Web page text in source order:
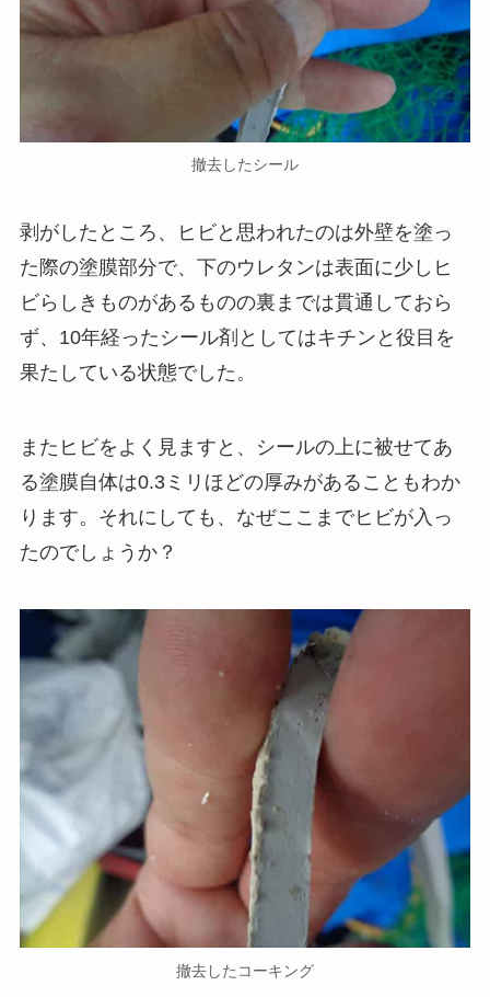
撤去したシール
剥がしたところ、ヒビと思われたのは外壁を塗っ
た際の塗膜部分で、下のウレタンは表面に少しヒ
ビらしきものがあるものの裏までは貫通しておら
ず、10年経ったシール剤としてはキチンと役目を
果たしている状態でした。
またヒビをよく見ますと、シールの上に被せてあ
る塗膜自体は0.3ミリほどの厚みがあることもわか
ります。それにしても、なぜここまでヒビが入っ
たのでしょうか？
撤去したコーキング